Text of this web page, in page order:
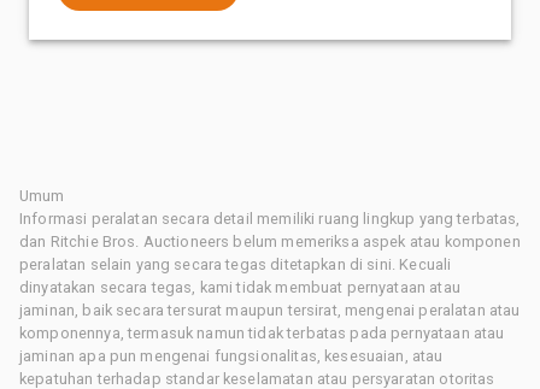
Umum
Informasi peralatan secara detail memiliki ruang lingkup yang terbatas,
dan Ritchie Bros. Auctioneers belum memeriksa aspek atau komponen
peralatan selain yang secara tegas ditetapkan di sini. Kecuali
dinyatakan secara tegas, kami tidak membuat pernyataan atau
jaminan, baik secara tersurat maupun tersirat, mengenai peralatan atau
komponennya, termasuk namun tidak terbatas pada pernyataan atau
jaminan apa pun mengenai fungsionalitas, kesesuaian, atau
kepatuhan terhadap standar keselamatan atau persyaratan otoritas